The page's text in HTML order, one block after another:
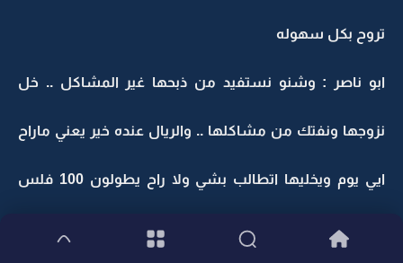
تروح بكل سهوله
ابو ناصر : وشنو نستفيد من ذبحها غير المشاكل .. خل
نزوجها ونفتك من مشاكلها .. والريال عنده خير يعني ماراح
ايي يوم ويخليها اتطالب بشي ولا راح يطولون 100 فلس
من حلالي